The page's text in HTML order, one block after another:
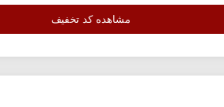
مشاهده کد تخفیف